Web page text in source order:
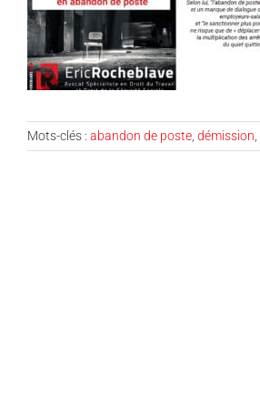
Mots-clés : abandon de poste démission